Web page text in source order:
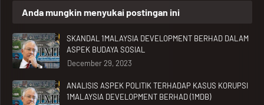
Anda mungkin menyukai postingan ini
SKANDAL 1MALAYSIA DEVELOPMENT BERHAD DALAM
ASPEK BUDAYA SOSIAL
December 29, 2023
ANALISIS ASPEK POLITIK TERHADAP KASUS KORUPSI
1MALAYSIA DEVELOPMENT BERHAD (1MDB)